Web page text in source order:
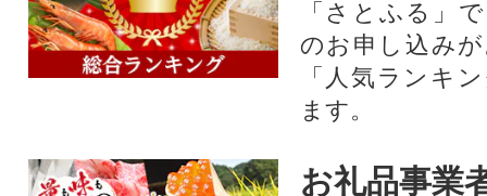
「さとふる」
のお申し込み
「人気ランキ
ます。
お礼品事業